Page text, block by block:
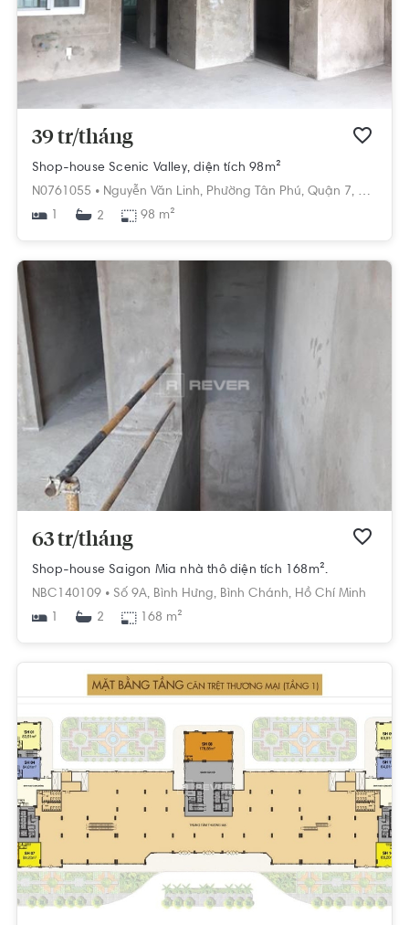
39 tr/tháng
Shop-house Scenic Valley, diện tích 98m²
N0761055 • Nguyễn Văn Linh, Phường Tân Phú, Quận 7, Hồ Chí
1
2 98 m²
63 tr/tháng
Shop-house Saigon Mia nhà thô diện tích 168m².
NBC140109 • Số 9A, Bình Hưng, Bình Chánh, Hồ Chí Minh
2 168 m²